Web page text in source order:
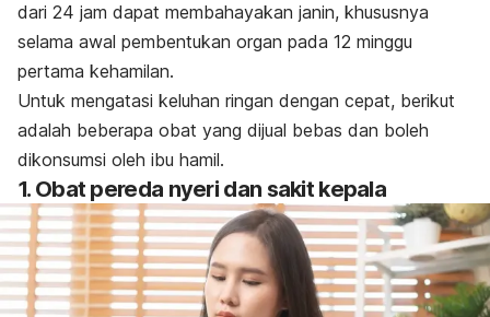
dari 24 jam dapat membahayakan janin, khususnya
selama awal pembentukan organ pada 12 minggu
pertama kehamilan.
Untuk mengatasi keluhan ringan dengan cepat, berikut
adalah beberapa obat yang dijual bebas dan boleh
dikonsumsi oleh ibu hamil.
1. Obat pereda nyeri dan sakit kepala